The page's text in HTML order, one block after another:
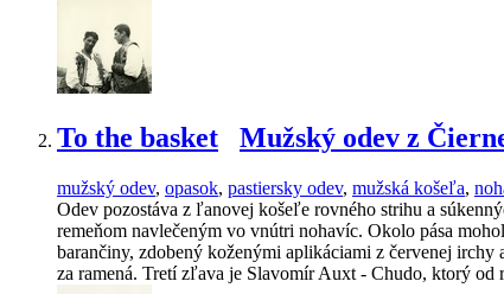
To the basket Mužský odev z
mužský odev, opasok, pastiersky odev, mužská košeľa,
Odev pozostáva z ľanovej košeľe rovného strihu a
remeňom navlečeným vo vnútri nohavíc. Okolo pása
barančiny, zdobený koženými aplikáciami z červenej
za ramená. Tretí zľava je Slavomír Auxt - Chudo, ktorý